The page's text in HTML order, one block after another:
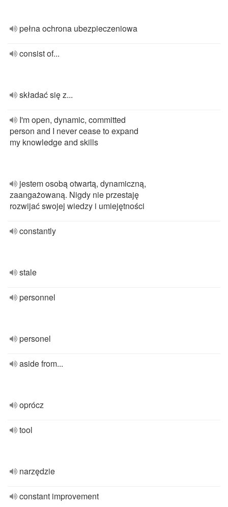
pełna ochrona ubezpieczeniowa
consist of...
składać się z...
I'm open, dynamic, committed
person and I never cease to expand
my knowledge and skills
jestem osobą otwartą, dynamiczną,
zaangażowaną. Nigdy nie przestaję
rozwijać swojej wiedzy i umiejętności
constantly
stale
personnel
personel
aside from...
oprócz
tool
narzędzie
constant improvement